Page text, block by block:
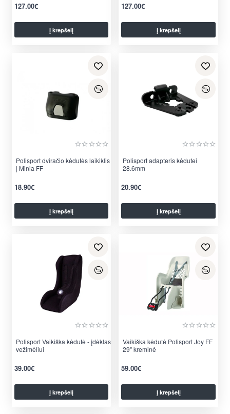
127.00€
Į krepšelį
127.00€
Į krepšelį
Polisport dviračio kėdutės laikiklis
| Minia FF
18.90€
Į krepšelį
Nauja
Polisport adapteris kėdutei
28.6mm
20.90€
Į krepšelį
Nauja
Polisport Vaikiška kėdutė - įdėklas
vežimėliui
39.00€
Į krepšelį
Vaikiška kėdutė Polisport Joy FF
29" kreminė
59.00€
Į krepšelį